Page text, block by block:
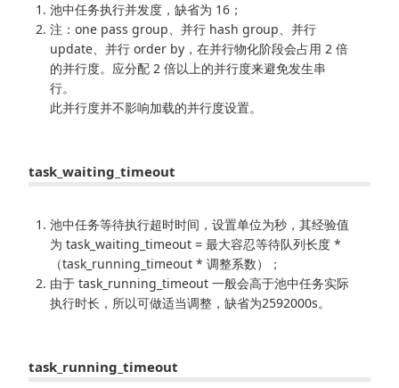
池中任务执行并发度，缺省为 16；
注：one pass group、并行 hash group、并行
update、并行 order by，在并行物化阶段会占用 2 倍
的并行度。应分配 2 倍以上的并行度来避免发生串
行。
此并行度并不影响加载的并行度设置。
task_waiting_timeout
池中任务等待执行超时时间，设置单位为秒，其经验值
为 task_waiting_timeout = 最大容忍等待队列长度 *
（task_running_timeout * 调整系数）；
由于 task_running_timeout 一般会高于池中任务实际
执行时长，所以可做适当调整，缺省为2592000s。
task_running_timeout